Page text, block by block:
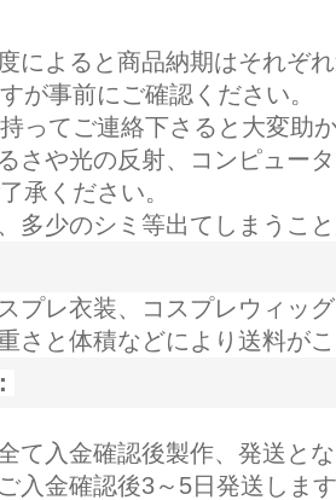
によると商品納期はそれぞ
が事前にご確認ください。
ってご連絡下さると大変助か
さや光の反射、コンピュー
承ください。
多少のシミ等出てしまうこ
プレ衣装、コスプレウィッ
さと体積などにより送料が
て入金確認後製作、発送と
入金確認後3～5日発送しま